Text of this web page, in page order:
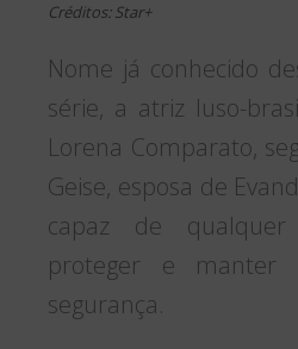
Créditos: Star+
Nome já conhecido
série, a atriz luso-
Lorena Comparato,
Geise, esposa de
capaz de
proteger e manter
segurança.